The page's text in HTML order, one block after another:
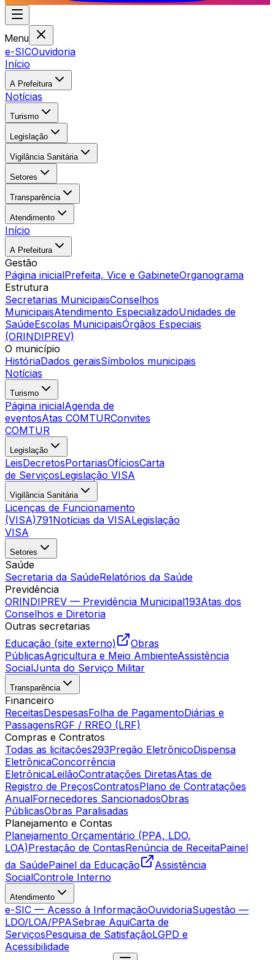
Menu
e-SICOuvidoria
Início
A Prefeitura
Notícias
Turismo
Legislação
Vigilância Sanitária
Setores
Transparência
Atendimento
Início
A Prefeitura
Gestão
Página inicialPrefeita, Vice e GabineteOrganograma
Estrutura
Secretarias MunicipaisConselhos
MunicipaisAtendimento EspecializadoUnidades de
SaúdeEscolas MunicipaisÓrgãos Especiais
(ORINDIPREV)
O município
HistóriaDados geraisSímbolos municipais
Notícias
Turismo
Página inicialAgenda de
eventosAtas COMTURConvites
COMTUR
Legislação
LeisDecretosPortariasOfíciosCarta
de ServiçosLegislação VISA
Vigilância Sanitária
Licenças de Funcionamento
(VISA)791Notícias da VISALegislação
VISA
Setores
Saúde
Secretaria da SaúdeRelatórios da Saúde
Previdência
ORINDIPREV — Previdência Municipal193Atas dos
Conselhos e Diretoria
Outras secretarias
Educação (site externo)
Obras
PúblicasAgricultura e Meio AmbienteAssistência
SocialJunta do Serviço Militar
Transparência
Financeiro
ReceitasDespesasFolha de PagamentoDiárias e
PassagensRGF / RREO (LRF)
Compras e Contratos
Todas as licitações293Pregão EletrônicoDispensa
EletrônicaConcorrência
EletrônicaLeilãoContratações DiretasAtas de
Registro de PreçosContratosPlano de Contratações
AnualFornecedores SancionadosObras
PúblicasObras Paralisadas
Planejamento e Contas
Planejamento Orçamentário (PPA, LDO,
LOA)Prestação de ContasRenúncia de ReceitaPainel
da SaúdePainel da Educação
Assistência
SocialControle Interno
Atendimento
e-SIC — Acesso à InformaçãoOuvidoriaSugestão —
LDO/LOA/PPASebrae AquiCarta de
ServiçosPesquisa de SatisfaçãoLGPD e
Acessibilidade